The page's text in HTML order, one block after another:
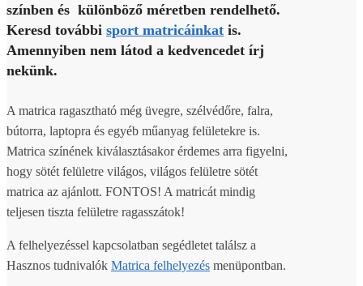
színben és különböző méretben rendelhető.
Keresd további sport matricáinkat is.
Amennyiben nem látod a kedvencedet írj
nekünk.
A matrica ragasztható még üvegre, szélvédőre, falra,
bútorra, laptopra és egyéb műanyag felületekre is.
Matrica színének kiválasztásakor érdemes arra figyelni,
hogy sötét felületre világos, világos felületre sötét
matrica az ajánlott. FONTOS! A matricát mindig
teljesen tiszta felületre ragasszátok!
A felhelyezéssel kapcsolatban segédletet találsz a
Hasznos tudnivalók Matrica felhelyezés menüpontban.